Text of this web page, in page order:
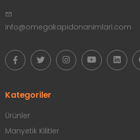
info@omegakapidonanimlari.com
Kategoriler
Ürünler
Manyetik Kilitler